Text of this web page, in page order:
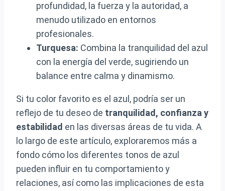
profundidad, la fuerza y la autoridad, a
menudo utilizado en entornos
profesionales.
Turquesa: Combina la tranquilidad del azul
con la energía del verde, sugiriendo un
balance entre calma y dinamismo.
Si tu color favorito es el azul, podría ser un
reflejo de tu deseo de tranquilidad, confianza y
estabilidad en las diversas áreas de tu vida. A
lo largo de este artículo, exploraremos más a
fondo cómo los diferentes tonos de azul
pueden influir en tu comportamiento y
relaciones, así como las implicaciones de esta